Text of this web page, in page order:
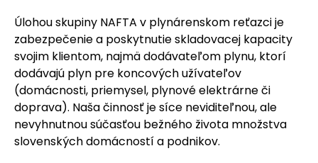
Úlohou skupiny NAFTA v plynárenskom reťazci je
zabezpečenie a poskytnutie skladovacej kapacity
svojim klientom, najmä dodávateľom plynu, ktorí
dodávajú plyn pre koncových užívateľov
(domácnosti, priemysel, plynové elektrárne či
doprava). Naša činnosť je síce neviditeľnou, ale
nevyhnutnou súčasťou bežného života množstva
slovenských domácností a podnikov.